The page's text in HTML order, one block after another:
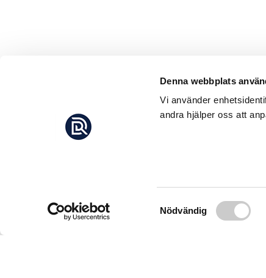
Denna webbplats
Vi använder
andra hjälper oss att
Samtyckesval
Nödvändig